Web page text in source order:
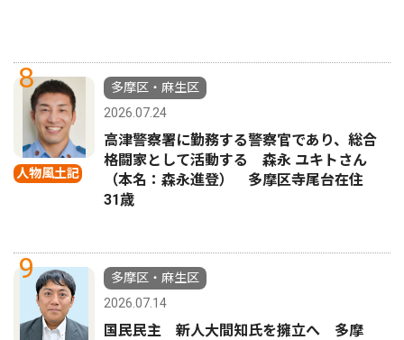
8
人物風土記
多摩区・麻生区
2026.07.24
高津警察署に勤務する警察官であり、総合
格闘家として活動する 森永 ユキトさん
（本名：森永進登） 多摩区寺尾台在住
31歳
9
多摩区・麻生区
2026.07.14
国民民主 新人大間知氏を擁立へ 多摩